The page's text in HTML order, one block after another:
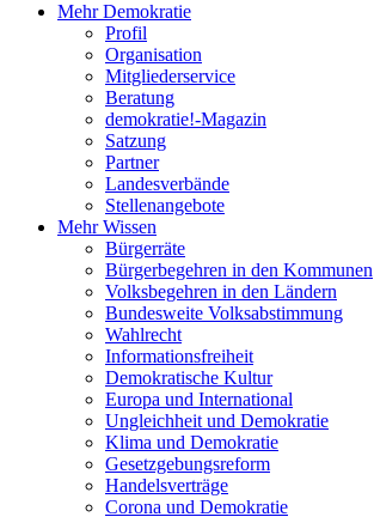
Mehr Demokratie
Profil
Organisation
Mitgliederservice
Beratung
demokratie!-Magazin
Satzung
Partner
Landesverbände
Stellenangebote
Mehr Wissen
Bürgerräte
Bürgerbegehren in den Kommunen
Volksbegehren in den Ländern
Bundesweite Volksabstimmung
Wahlrecht
Informationsfreiheit
Demokratische Kultur
Europa und International
Ungleichheit und Demokratie
Klima und Demokratie
Gesetzgebungsreform
Handelsverträge
Corona und Demokratie